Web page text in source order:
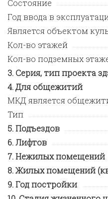
Состояние
Год ввода в
Является объектом
Кол-во этажей
Кол-во подземных
Серия, тип проекта
Для общежитий
МКД является
Тип
Подъездов
Лифтов
Нежилых помещений
Жилых помещений
Год постройки